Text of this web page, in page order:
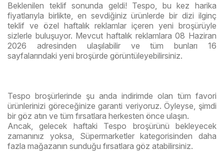
Beklenilen teklif sonunda geldi! Tespo, bu kez harika
fiyatlarıyla birlikte, en sevdiğiniz ürünlerde bir dizi ilginç
teklif ve özel haftalık reklamlar içeren yeni broşürüyle
sizlerle buluşuyor. Mevcut haftalık reklamlara 08 Haziran
2026 adresinden ulaşılabilir ve tüm bunları 16
sayfalarındaki yeni broşürde görüntüleyebilirsiniz.
Tespo broşürlerinde şu anda indirimde olan tüm favori
ürünlerinizi göreceğinize garanti veriyoruz. Öyleyse, şimdi
bir göz atın ve tüm fırsatlara herkesten önce ulaşın.
Ancak, gelecek haftaki Tespo broşürünü bekleyecek
zamanınız yoksa, Süpermarketler kategorisinden daha
fazla mağazanın sunduğu fırsatlara göz atabilirsiniz.